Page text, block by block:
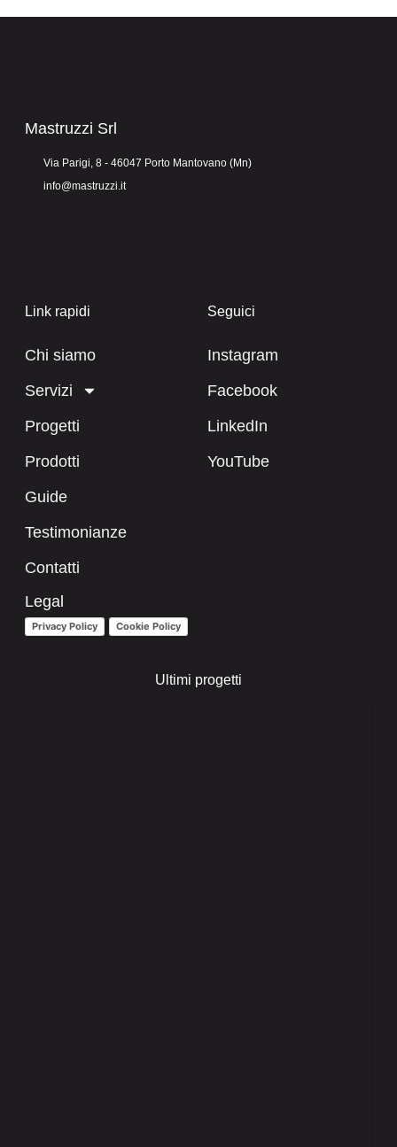
Mastruzzi Srl
Via Parigi, 8 - 46047 Porto Mantovano (Mn)
info@mastruzzi.it
Link rapidi
Chi siamo
Servizi
Progetti
Prodotti
Guide
Testimonianze
Contatti
Legal
Privacy Policy Cookie Policy
Seguici
Instagram
Facebook
LinkedIn
YouTube
Ultimi progetti